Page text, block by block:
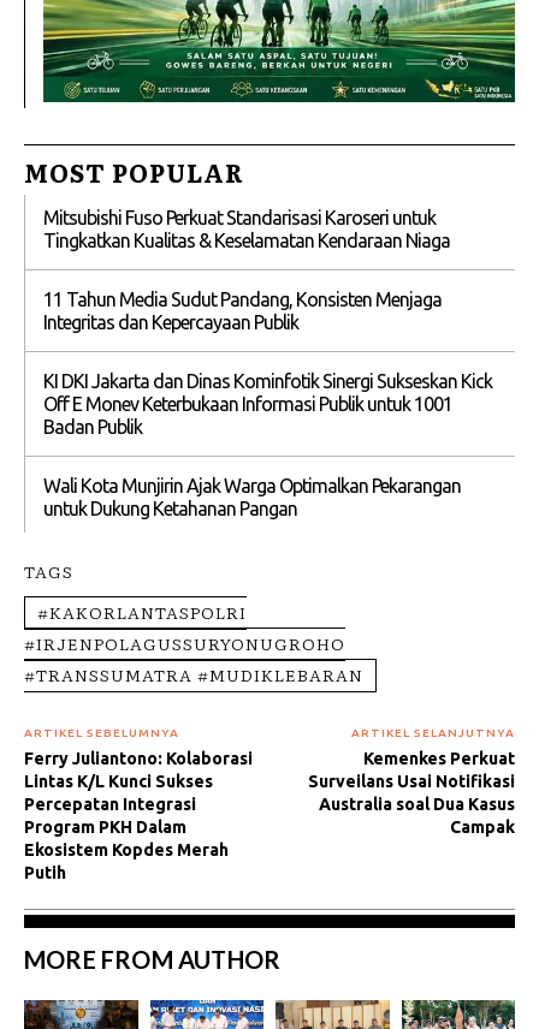
MOST POPULAR
Mitsubishi Fuso Perkuat Standarisasi Karoseri untuk
Tingkatkan Kualitas & Keselamatan Kendaraan Niaga
11 Tahun Media Sudut Pandang, Konsisten Menjaga
Integritas dan Kepercayaan Publik
KI DKI Jakarta dan Dinas Kominfotik Sinergi Sukseskan Kick
Off E Monev Keterbukaan Informasi Publik untuk 1001
Badan Publik
Wali Kota Munjirin Ajak Warga Optimalkan Pekarangan
untuk Dukung Ketahanan Pangan
TAGS
#KAKORLANTASPOLRI
#IRJENPOLAGUSSURYONUGROHO
#TRANSSUMATRA #MUDIKLEBARAN
ARTIKEL SEBELUMNYA
Ferry Juliantono: Kolaborasi
Lintas K/L Kunci Sukses
Percepatan Integrasi
Program PKH Dalam
Ekosistem Kopdes Merah
Putih
ARTIKEL SELANJUTNYA
Kemenkes Perkuat
Surveilans Usai Notifikasi
Australia soal Dua Kasus
Campak
MORE FROM AUTHOR